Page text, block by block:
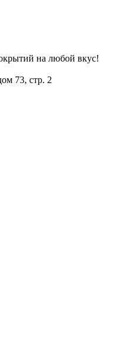
на любой вкус!
73, стр. 2